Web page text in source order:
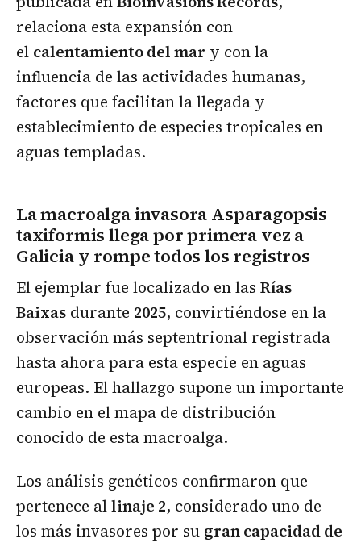
relaciona esta expansión con
el calentamiento del mar y con la
influencia de las actividades humanas,
factores que facilitan la llegada y
establecimiento de especies tropicales en
aguas templadas.
La macroalga invasora Asparagopsis
taxiformis llega por primera vez a
Galicia y rompe todos los registros
El ejemplar fue localizado en las Rías
Baixas durante 2025, convirtiéndose en la
observación más septentrional registrada
hasta ahora para esta especie en aguas
europeas. El hallazgo supone un importante
cambio en el mapa de distribución
conocido de esta macroalga.
Los análisis genéticos confirmaron que
pertenece allinaje 2, considerado uno de
los más invasores por su gran capacidad de